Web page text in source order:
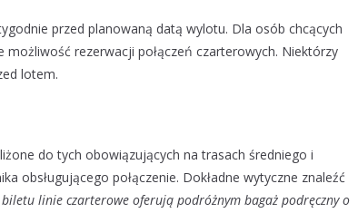
przed planowaną datą wylotu. Dla osób chcących
rezerwacji połączeń czarterowych. Niektórzy
lotem.
do tych obowiązujących na trasach średniego i
obsługującego połączenie. Dokładne wytyczne znaleźć
linie czarterowe oferują podróżnym bagaż podręczny o